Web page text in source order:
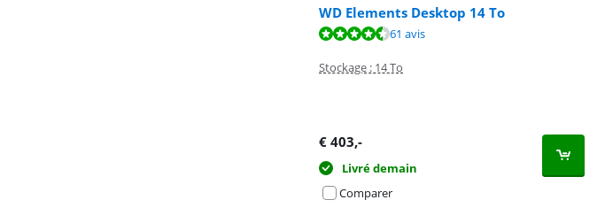
WD Elements Desktop 14 To
La note est de 8,8 sur 10, basée sur 61 avis.
61 avis
Stockage : 14 To
€ 403,-
Livré demain
Comparer
La note est de 8,8 sur 10, basée sur 61 avis.
La note est de 8,8 sur 10, basée sur 61 avis.